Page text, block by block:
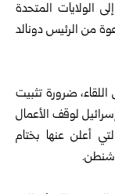
الولايات المتحدة
من الرئيس دونالد
اللقاء، ضرورة تثبيت
لوقف الأعمال
أعلن عنها بختام